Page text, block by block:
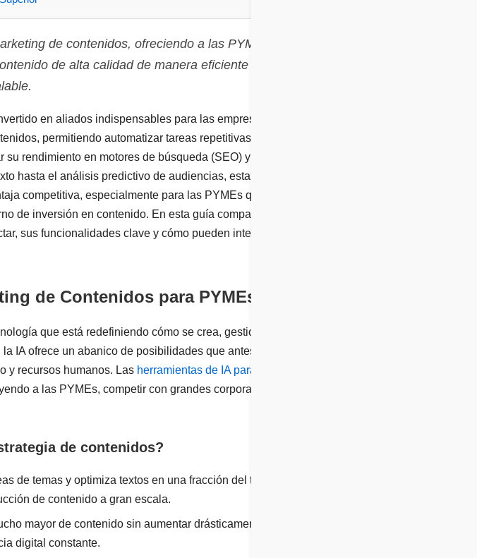
de contenidos, ofreciendo a las PYMEs la
de alta calidad de manera eficiente y
en aliados indispensables para las empresas
permitiendo automatizar tareas repetitivas,
rendimiento en motores de búsqueda (SEO) y
hasta el análisis predictivo de audiencias, estas
competitiva, especialmente para las PYMEs que
de inversión en contenido. En esta guía comparativa,
sus funcionalidades clave y cómo pueden integrarse
de Contenidos para PYMEs
que está redefiniendo cómo se crea, gestiona y
IA ofrece un abanico de posibilidades que antes eran
y recursos humanos. Las herramientas de IA para
a las PYMEs, competir con grandes corporaciones
de contenidos?
de temas y optimiza textos en una fracción del tiempo
de contenido a gran escala.
mayor de contenido sin aumentar drásticamente los
digital constante.